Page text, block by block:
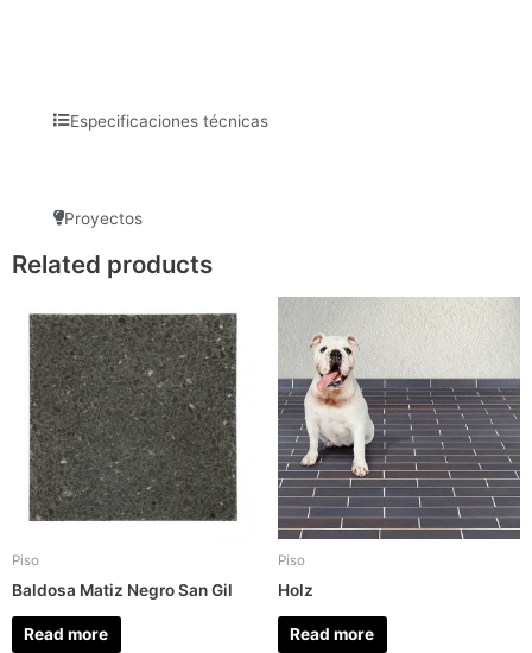
Especificaciones técnicas
Proyectos
Related products
Piso
Baldosa Matiz Negro San Gil
Read more
Piso
Holz
Read more